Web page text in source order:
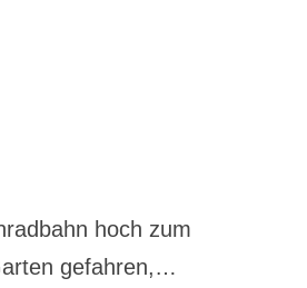
hoch zum
gefahren,…